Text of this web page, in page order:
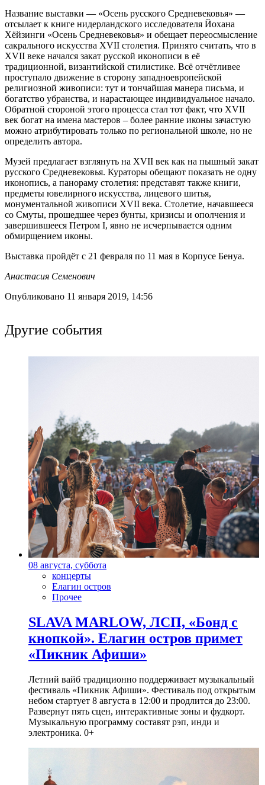
Название выставки — «Осень русского Средневековья» —
отсылает к книге нидерландского исследователя Йохана
Хёйзинги «Осень Средневековья» и обещает переосмысление
сакрального искусства XVII столетия. Принято считать, что в
XVII веке начался закат русской иконописи в её
традиционной, византийской стилистике. Всё отчётливее
проступало движение в сторону западноевропейской
религиозной живописи: тут и тончайшая манера письма, и
богатство убранства, и нарастающее индивидуальное начало.
Обратной стороной этого процесса стал тот факт, что XVII
век богат на имена мастеров – более ранние иконы зачастую
можно атрибутировать только по региональной школе, но не
определить автора.
Музей предлагает взглянуть на XVII век как на пышный закат
русского Средневековья. Кураторы обещают показать не одну
иконопись, а панораму столетия: представят также книги,
предметы ювелирного искусства, лицевого шитья,
монументальной живописи XVII века. Столетие, начавшееся
со Смуты, прошедшее через бунты, кризисы и ополчения и
завершившееся Петром I, явно не исчерпывается одним
обмирщением иконы.
Выставка пройдёт с 21 февраля по 11 мая в Корпусе Бенуа.
Анастасия Семенович
Опубликовано 11 января 2019, 14:56
Другие события
08 августа, суббота
концерты
Елагин остров
Прочее
SLAVA MARLOW, ЛСП, «Бонд с
кнопкой». Елагин остров примет
«Пикник Афиши»
Летний вайб традиционно поддерживает музыкальный
фестиваль «Пикник Афиши». Фестиваль под открытым
небом стартует 8 августа в 12:00 и продлится до 23:00.
Развернут пять сцен, интерактивные зоны и фудкорт.
Музыкальную программу составят рэп, инди и
электроника. 0+